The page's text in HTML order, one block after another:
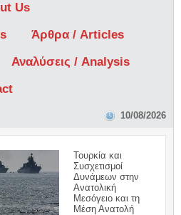
Us
Άρθρα / Articles
Αναλύσεις / Analysis
10/08/2026
Τουρκία και
Συσχετισμοί
Δυνάμεων στην
Ανατολική
Μεσόγειο και τη
Μέση Ανατολή